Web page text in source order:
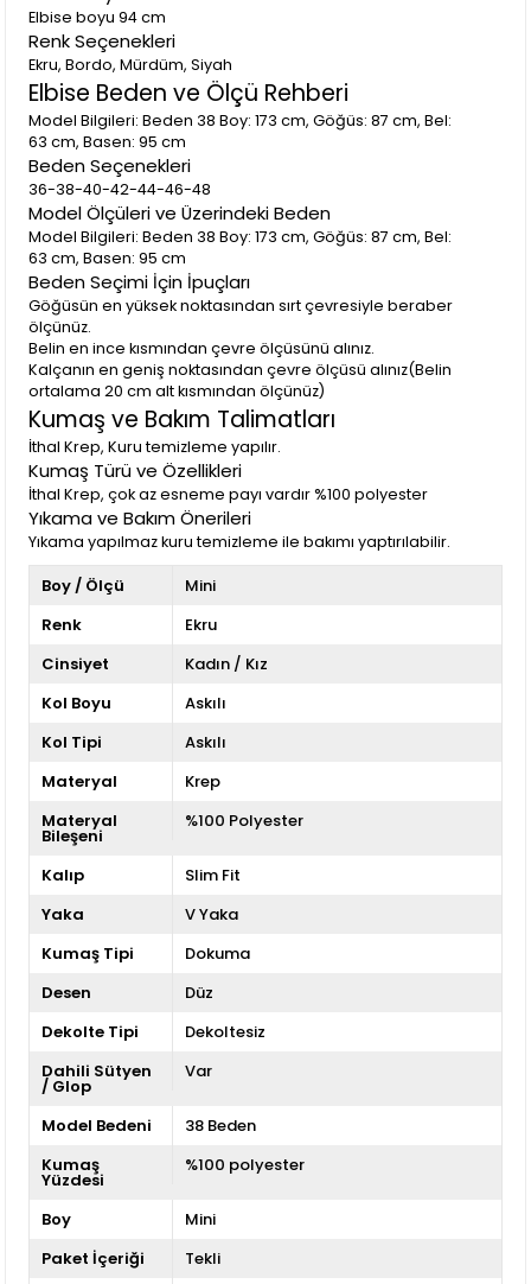
Elbise boyu 94 cm
Renk Seçenekleri
Ekru, Bordo, Mürdüm, Siyah
Elbise Beden ve Ölçü Rehberi
Model Bilgileri: Beden 38 Boy: 173 cm, Göğüs: 87 cm, Bel:
63 cm, Basen: 95 cm
Beden Seçenekleri
36-38-40-42-44-46-48
Model Ölçüleri ve Üzerindeki Beden
Model Bilgileri: Beden 38 Boy: 173 cm, Göğüs: 87 cm, Bel:
63 cm, Basen: 95 cm
Beden Seçimi İçin İpuçları
Göğüsün en yüksek noktasından sırt çevresiyle beraber
ölçünüz.
Belin en ince kısmından çevre ölçüsünü alınız.
Kalçanın en geniş noktasından çevre ölçüsü alınız(Belin
ortalama 20 cm alt kısmından ölçünüz)
Kumaş ve Bakım Talimatları
İthal Krep, Kuru temizleme yapılır.
Kumaş Türü ve Özellikleri
İthal Krep, çok az esneme payı vardır %100 polyester
Yıkama ve Bakım Önerileri
Yıkama yapılmaz kuru temizleme ile bakımı yaptırılabilir.
Boy / Ölçü
Mini
Renk
Ekru
Cinsiyet
Kadın / Kız
Kol Boyu
Askılı
Kol Tipi
Askılı
Materyal
Krep
Materyal
Bileşeni
%100 Polyester
Kalıp
Slim Fit
Yaka
V Yaka
Kumaş Tipi
Dokuma
Desen
Düz
Dekolte Tipi
Dekoltesiz
Dahili Sütyen
/ Glop
Var
Model Bedeni
38 Beden
Kumaş
Yüzdesi
%100 polyester
Boy
Mini
Paket İçeriği
Tekli